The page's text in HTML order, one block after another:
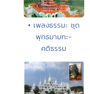
• เพลงธรรมะ ชุด
พุทธมามกะ-
คติธรรม